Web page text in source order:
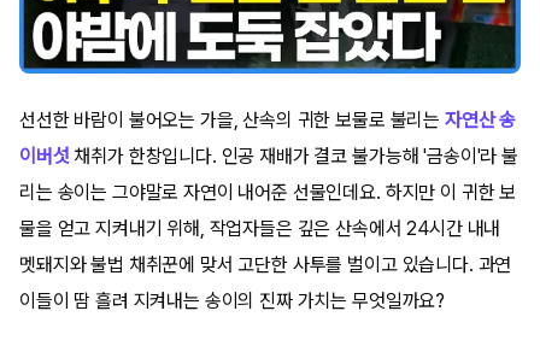
선선한 바람이 불어오는 가을, 산속의 귀한 보물로 불리는 자연산 송
이버섯채취가 한창입니다. 인공 재배가 결코 불가능해 '금송이'라 불
리는 송이는 그야말로 자연이 내어준 선물인데요. 하지만 이 귀한 보
물을 얻고 지켜내기 위해, 작업자들은 깊은 산속에서 24시간 내내
멧돼지와 불법 채취꾼에 맞서 고단한 사투를 벌이고 있습니다. 과연
이들이 땀 흘려 지켜내는 송이의 진짜 가치는 무엇일까요?